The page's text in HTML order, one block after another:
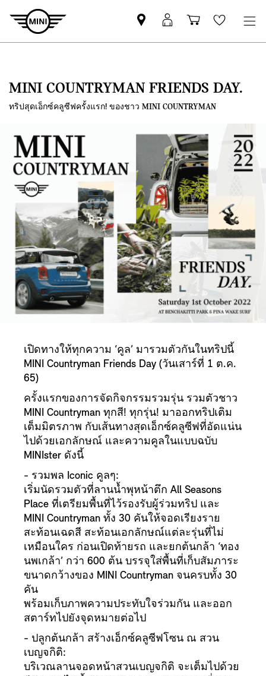
Mini
dealer
MyMini
login
Shopping
cart
Wishlist
MINI COUNTRYMAN FRIENDS DAY.
ทริปสุดเอ็กซ์คลูซีฟครั้งแรก! ของชาว MINI COUNTRYMAN
เปิดทางให้ทุกความ ‘คูล’ มารวมตัวกันในทริปนี้
MINI Countryman Friends Day (วันเสาร์ที่ 1 ต.ค.
65)
ครั้งแรกของการจัดกิจกรรมรวมรุ่น รวมตัวชาว
MINI Countryman ทุกสี! ทุกรุ่น! มาออกทริปเติม
เต็มมิตรภาพ กับเส้นทางสุดเอ็กซ์คลูซีฟที่อัดแน่น
ไปด้วยเอกลักษณ์ และความคูลในแบบฉบับ
MINIster ดังนี้
- รวมพล Iconic คูลๆ:
เริ่มนัดรวมตัวที่ลานน้ำพุหน้าตึก All Seasons
Place ที่เตรียมพื้นที่ไว้รองรับผู้ร่วมทริป และ
MINI Countryman ทั้ง 30 คันให้จอดเรียงราย
สะท้อนเฉดสี สะท้อนเอกลักษณ์แต่ละรุ่นที่ไม่
เหมือนใคร ก่อนเปิดท้ายรถ และยกต้นกล้า ‘ทอง
นพเกล้า’ กว่า 600 ต้น บรรจุใส่พื้นที่เก็บสัมภาระ
ขนาดกว้างของ MINI Countryman จนครบทั้ง 30
คัน
พร้อมเก็บภาพความประทับใจร่วมกัน และออก
สตาร์ทไปยังจุดหมายต่อไป
- ปลูกต้นกล้า สร้างเอ็กซ์คลูซีฟโซน ณ สวน
เบญจกิติ:
บริเวณลานจอดหน้าสวนเบญจกิติ จะเต็มไปด้วย